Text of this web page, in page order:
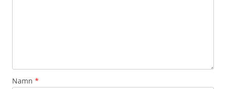
Namn *